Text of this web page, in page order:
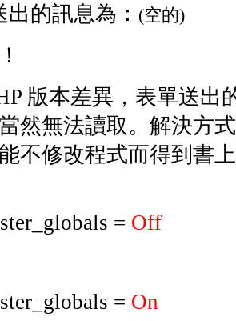
出的訊息為： (空的)
版本差異，表單送
然無法讀取。解決方
不修改程式而得到書
= Off
= On